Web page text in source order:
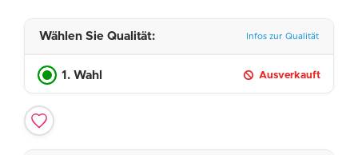
Wählen Sie Qualität: Infos zur Qualität
1. Wahl Ausverkauft